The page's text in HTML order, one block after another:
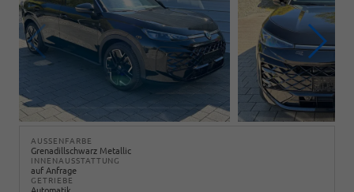
AUSSENFARBE
Grenadillschwarz Metallic
INNENAUSSTATTUNG
auf Anfrage
GETRIEBE